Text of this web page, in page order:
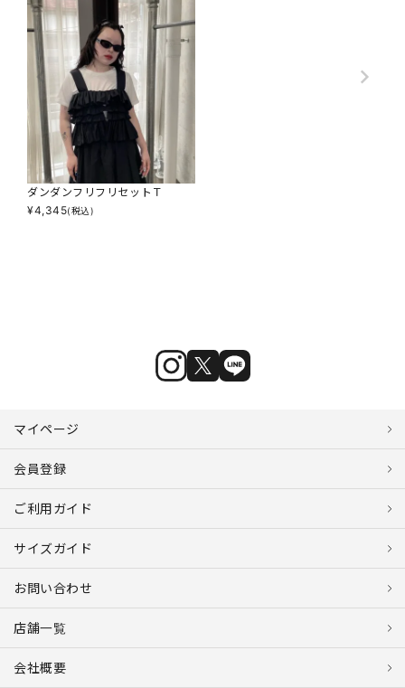
ダンダンフリフリセットＴ
¥4,345(税込)
マイページ
会員登録
ご利用ガイド
サイズガイド
お問い合わせ
店舗一覧
会社概要